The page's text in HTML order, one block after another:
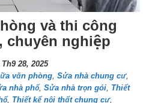
và thi công
chuyên nghiệp
Th9 28, 2025
văn phòng, Sửa nhà chung cư,
nhà phố, Sửa nhà trọn gói, Thiết
, Thiết kế nội thất chung cư,